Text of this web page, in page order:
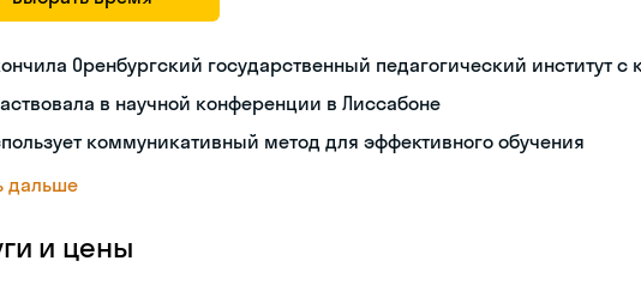
Оренбургский государственный педагогический институт
в научной конференции в Лиссабоне
коммуникативный метод для эффективного обучения
дальше
и цены